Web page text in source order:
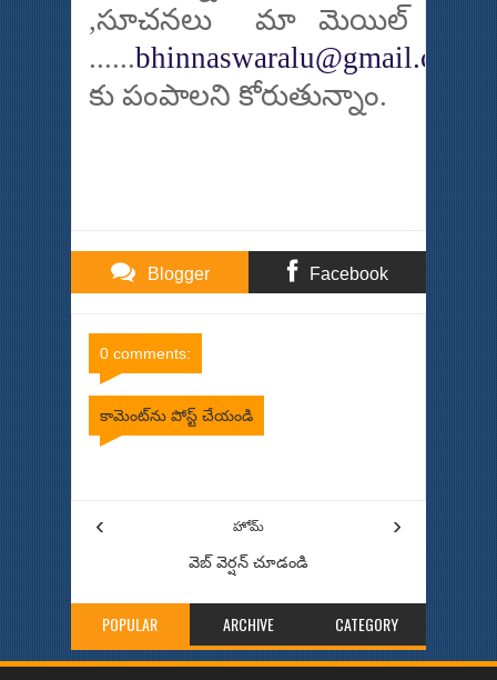
,సూచనలు మా మెయిల్
......bhinnaswaralu@gmail.com
కు పంపాలని కోరుతున్నాం.
Blogger Facebook
0 comments:
కామెంట్‌ను పోస్ట్ చేయండి
‹ ›
హోమ్
వెబ్ వెర్షన్‌ చూడండి
POPULAR ARCHIVE CATEGORY